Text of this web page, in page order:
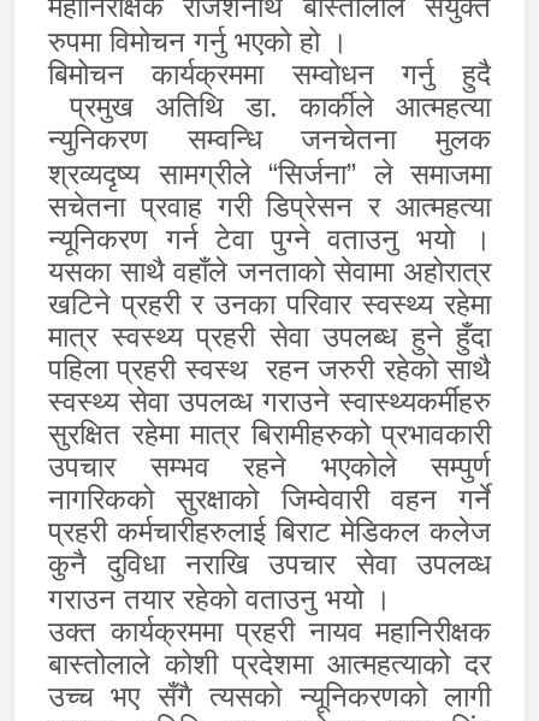
रुपमा विमोचन गर्नु भएको हो ।
बिमोचन कार्यक्रममा सम्वोधन गर्नु हुदै
प्रमुख अतिथि डा. कार्कीले आत्महत्या
न्युनिकरण सम्वन्धि जनचेतना मुलक
श्रव्यदृष्य सामग्रीले “सिर्जना” ले समाजमा
सचेतना प्रवाह गरी डिप्रेसन र आत्महत्या
न्यूनिकरण गर्न टेवा पुग्ने वताउनु भयो ।
यसका साथै वहाँले जनताको सेवामा अहोरात्र
खटिने प्रहरी र उनका परिवार स्वस्थ्य रहेमा
मात्र स्वस्थ्य प्रहरी सेवा उपलब्ध हुने हुँदा
पहिला प्रहरी स्वस्थ रहन जरुरी रहेको साथै
स्वस्थ्य सेवा उपलव्ध गराउने स्वास्थ्यकर्मीहरु
सुरक्षित रहेमा मात्र बिरामीहरुको प्रभावकारी
उपचार सम्भव रहने भएकोले सम्पुर्ण
नागरिकको सुरक्षाको जिम्वेवारी वहन गर्ने
प्रहरी कर्मचारीहरुलाई बिराट मेडिकल कलेज
कुनै दुविधा नराखि उपचार सेवा उपलव्ध
गराउन तयार रहेको वताउनु भयो ।
उक्त कार्यक्रममा प्रहरी नायव महानिरीक्षक
बास्तोलाले कोशी प्रदेशमा आत्महत्याको दर
उच्च भए सँगै त्यसको न्यूनिकरणको लागी